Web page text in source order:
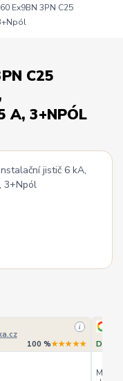
Ex9BN 3PN C25
C25
A, 3+NPÓL
i
100 %★★★★★
Můžu